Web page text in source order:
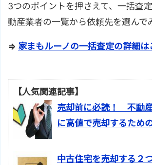
3つのポイントを押さえて、一括査
動産業者の一覧から依頼先を選んで
⇒ 家まもルーノの一括査定の詳細は
【人気関連記事】
売却前に必読！ 不動
に高値で売却するため
中古住宅を売却する２